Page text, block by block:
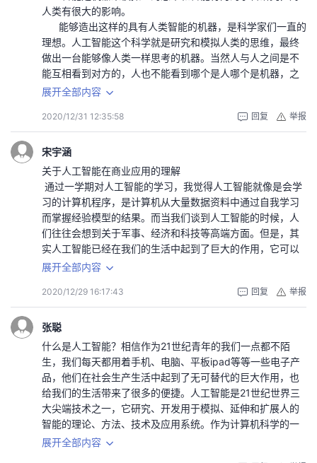
动驾驶的更迭不只是车的更迭，而是整个系统的更迭。所谓
整个系统的更迭至少有两方面的含义：
一个是自动驾驶所需要的支撑系统必须是完整实现的。一般
来讲加油/充电、事故维修、保养是汽车运转必须的几项支
撑。但这点对自动驾驶路线影响并不大，两条路线应该都是
可以嵌入到现有系统里来。
另一点则是车所需要面对的环境是一体的，逐个场景来实现
自动驾驶理论上似乎是个误区，因为现实里很难清晰划定场
景的边界。我们可以讲突然蹿出人这种场景在高速路上就绝
对不会出现，不需要处理，在一般街道上就需要处理吗？而
在于数据(道路的数据、雷达等感知到的数据等)以及数据的处
理。所以从这个角度看，车本身是已经被征服的技术点，
Google这样的公司去搞车虽然难，但有旧例可循，但与此相
比车厂去处理数据则更难。
这两种路径看着是后一种更稳妥，但实际上很可能是
Google那种路线最终会胜出。因为从场景的角度看要么你完
全搞定了自动驾驶，要么没搞定，似乎没有给中间状态留太
多的空间。
进行修正，那么这事离我们大概还有10年远。
20级人工智能本科一班曹宽义
人类有很大的影响。
能够造出这样的具有人类智能的机器，是科学家们一直的
理想。人工智能这个科学就是研究和模拟人类的思维，最终
做出一台能够像人类一样思考的机器。当然人与人之间是不
能互相看到对方的，人也不能看到哪个是人哪个是机器，之
间只有通过对话来交流。然后人与机器之间互相进行对话，
还分不清与他对话的几个人与机器当中，哪个是机器，哪个
是人，那么就可以断定这台机器具备人一样的智能。
然而，直到今天，还没有任何一台机器可以通过这个测
试。而且，离通过测试的差距还非常之大。这个测试对于机
器，真正的困难就难在要像人一样回答问题。例如随便问一
个问题：“12乘以7再加821等于多少”。这个问题就很容易让
机器“中计”。因为对于机器来说，这种数学计算只需要花一秒
不到的时间就能得出正确的结果。但是如果你发现对方可以
这样快且准确地得出结果，你会相信他是人么?人毕竟有人特
有的思维水平，人有感情，有各种各样的性格，这个就很难
在机器上实现。
闲话至此，该入正题了。诚然，能够做出这样的机器，的
确是人工智能的目标。不过人工智能的研究单纯就是为了这
个么?我个人认为，能够做出像人一样聪明的机器是件好事，
贪婪、罪恶等等，就不必了，做了也是自掘坟墓。人工智能
应该可以为人类而服务，能够帮助人解决各种问题。
其实做到像人类一样思考的机器，这个只是人工智能科
学的其中一个部分，绝不是全部。通过人工智能的研究，领
略到智能科学的真谛，解决各种科学难题，促进其它学科的
发展，这个才算人工智能的精华!
例如，人工智能的子学科专家系统，就曾帮助过医学、
展开全部内容
2020/12/31 12:35:58 举报
回复
宋宇涵
关于人工智能在商业应用的理解
通过一学期对人工智能的学习，我觉得人工智能就像是会学
习的计算机程序，是计算机从大量数据资料中通过自我学习
而掌握经验模型的结果。而当我们谈到人工智能的时候，人
们往往会想到关于军事、经济和科技等高端方面。但是，其
实人工智能已经在我们的生活中起到了巨大的作用，它可以
为现代生活提供便利。例如语音识别、刷脸支付、智能家居
我想谈谈人工智能技术在商业方面应用的理解。在我们现代
的商业的环境下很多公司并不是没有数据，而是数据过于庞
大，以至于难以通过人工来进行分析处理，在没有人工智能
应用的时候，很多公司或者商家无法掌握对自己有利的市场
分析结果，不能对市场需求作出准确判断，只能依靠一些第
三方的机构的报告来对市场需求进行判断。这样的情况对公
司或者商家是非常不利的，公司花费了大量人力与金钱来进
行营销，但是客户反馈如何，效果如何，哪些预算获得了更
好的效果，这些数据通过人力来进行分析处理既费时也耗
财，所以在这些关键数据上，没有分析处理或者只有少量的
分析处理。所以不依靠人工智能的营销往往难以获得良好的
展开全部内容
2020/12/29 16:17:43 举报
回复
张聪
什么是人工智能？相信作为21世纪青年的我们一点都不陌
生，我们每天都用着手机、电脑、平板ipad等等一些电子产
品，他们在社会生产生活中起到了无可替代的巨大作用，也
给我们的生活带来了很多的便捷。人工智能是21世纪世界三
大尖端技术之一，它研究、开发用于模拟、延伸和扩展人的
智能的理论、方法、技术及应用系统。作为计算机科学的一
个分支，它企图了解智能的实质，并生产出一种新的能以人
展开全部内容